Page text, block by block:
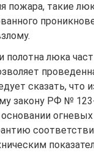
пожара, такие
полотна люка
сказать, что
закону РФ №